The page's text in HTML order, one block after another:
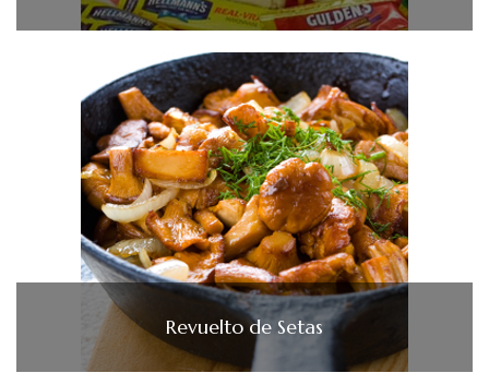
Revuelto de Setas